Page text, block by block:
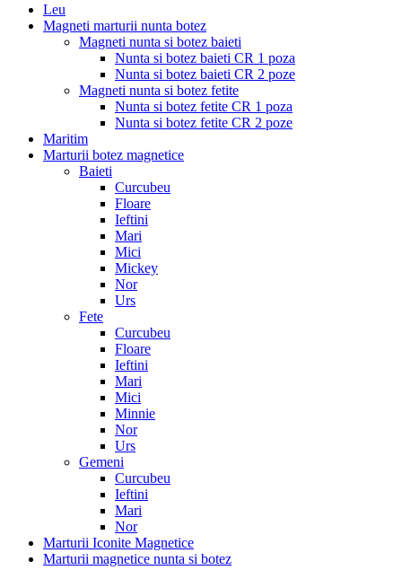
Leu
Magneti marturii nunta botez
Magneti nunta si botez baieti
Nunta si botez baieti CR 1 poza
Nunta si botez baieti CR 2 poze
Magneti nunta si botez fetite
Nunta si botez fetite CR 1 poza
Nunta si botez fetite CR 2 poze
Maritim
Marturii botez magnetice
Baieti
Curcubeu
Floare
Ieftini
Mari
Mici
Mickey
Nor
Urs
Fete
Curcubeu
Floare
Ieftini
Mari
Mici
Minnie
Nor
Urs
Gemeni
Curcubeu
Ieftini
Mari
Nor
Marturii Iconite Magnetice
Marturii magnetice nunta si botez